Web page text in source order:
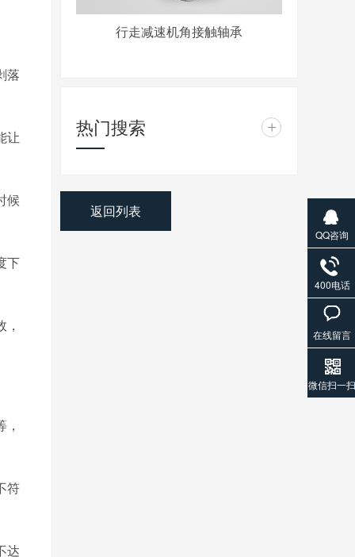
落
让
候
下
，
符
达
行走减速机角接触轴承
热门搜索 +
返回列表
QQ咨询
400电话
在线留言
微信扫一扫